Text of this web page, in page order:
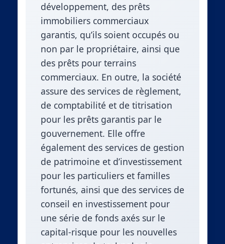
développement, des prêts
immobiliers commerciaux
garantis, qu’ils soient occupés ou
non par le propriétaire, ainsi que
des prêts pour terrains
commerciaux. En outre, la société
assure des services de règlement,
de comptabilité et de titrisation
pour les prêts garantis par le
gouvernement. Elle offre
également des services de gestion
de patrimoine et d’investissement
pour les particuliers et familles
fortunés, ainsi que des services de
conseil en investissement pour
une série de fonds axés sur le
capital-risque pour les nouvelles